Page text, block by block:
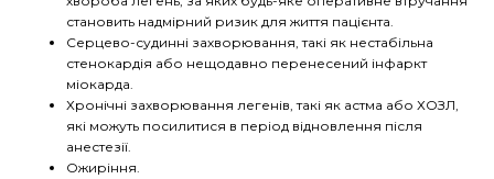
становить надмірний ризик для життя пацієнта.
Серцево-судинні захворювання, такі як нестабільна
стенокардія або нещодавно перенесений інфаркт
міокарда.
Хронічні захворювання легенів, такі як астма або ХОЗЛ,
які можуть посилитися в період відновлення після
анестезії.
Ожиріння.